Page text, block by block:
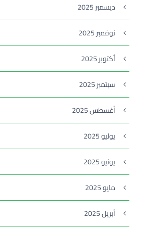
ديسمبر 2025
نوفمبر 2025
أكتوبر 2025
سبتمبر 2025
أغسطس 2025
يوليو 2025
يونيو 2025
مايو 2025
أبريل 2025